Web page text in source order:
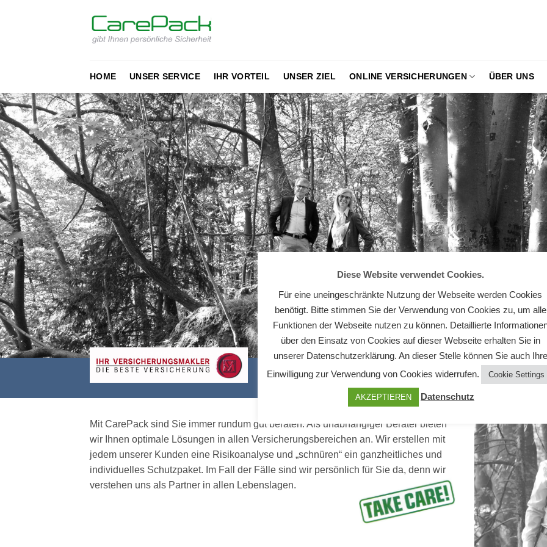
HOME UNSER SERVICE IHR VORTEIL UNSER ZIEL ONLINE VERSICHERUNGEN ÜBER UNS
Mit CarePack sind Sie immer rundum gut beraten. Als unabhängiger Berater bieten
wir Ihnen optimale Lösungen in allen Versicherungsbereichen an. Wir erstellen mit
jedem unserer Kunden eine Risikoanalyse und „schnüren“ ein ganzheitliches und
individuelles Schutzpaket. Im Fall der Fälle sind wir persönlich für Sie da, denn wir
verstehen uns als Partner in allen Lebenslagen.
Diese Website verwendet Cookies.
Für eine uneingeschränkte Nutzung der Webseite werden Cookies
benötigt. Bitte stimmen Sie der Verwendung von Cookies zu, um alle
Funktionen der Webseite nutzen zu können. Detaillierte
über den Einsatz von Cookies auf dieser Webseite erhalten Sie in
unserer Datenschutzerklärung. An dieser Stelle können Sie auch Ihre
Einwilligung zur Verwendung von Cookies widerrufen.
Cookie Settings
AKZEPTIEREN Datenschutz